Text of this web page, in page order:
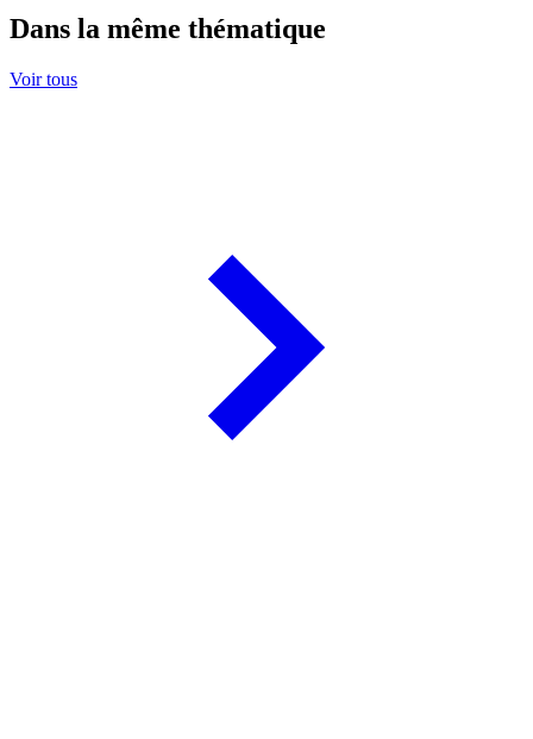
Dans la même thématique
Voir tous